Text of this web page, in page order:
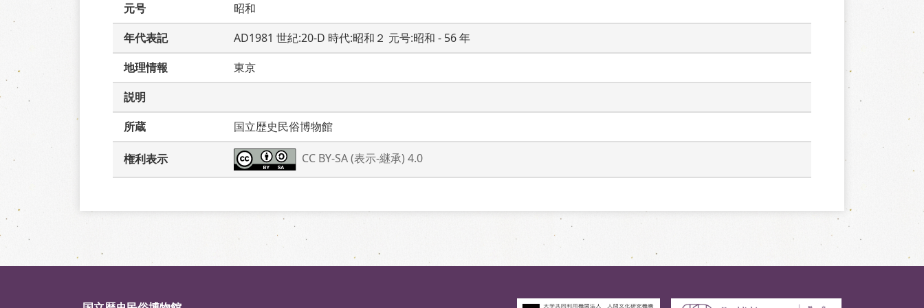
元号
昭和
年代表記
AD1981 世紀:20-D 時代:昭和２ 元号:昭和 - 56 年
地理情報
東京
説明
所蔵
国立歴史民俗博物館
権利表示 CC BY-SA (表示-継承) 4.0